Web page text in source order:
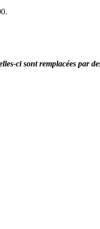
ci sont remplacées par